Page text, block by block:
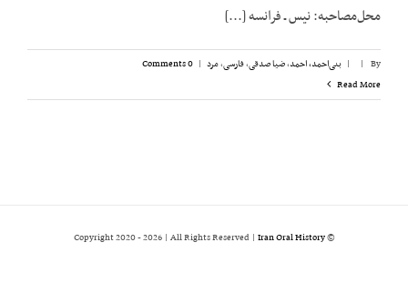
محل‌مصاحبه: نیس ـ فرانسه [...]
By
|
| بنی‌احمد، احمد,ضیا صدقی,فارسی,مرد |
0 Comments
Read More
© Copyright 2020 -
2026 | All Rights Reserved | Iran Oral History